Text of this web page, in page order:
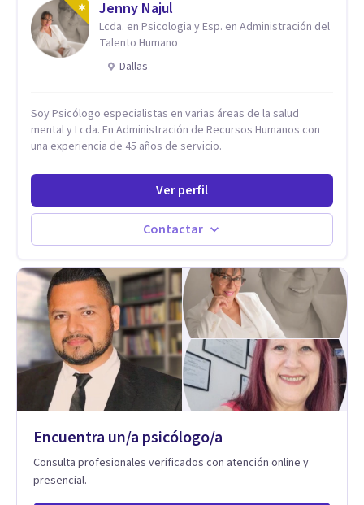
para ayudarte a recuperar tu bienestar emocional. Terapia
Individual, de Pareja y Familiar: Trabajamos contigo y tus
seres queridos para fortalecer las relaciones y mejorar la
dinámica familiar. Evaluaciones Psicológicas y Terapias
Especializadas: Terapia cognitivo-conductual Terapia de
Tratamiento de Traumas y Trastornos de Estrés
Postraumático: Ofrecemos apoyo psicológico para ayudarte
a superar experiencias traumáticas y mejorar tu calidad de
Jenny Najul
Lcda. en Psicologia y Esp. en Administración del
Talento Humano
Dallas
Soy Psicólogo especialistas en varias áreas de la salud
mental y Lcda. En Administración de Recursos Humanos con
una experiencia de 45 años de servicio.
Ver perfil
Contactar
Encuentra un/a psicólogo/a
Consulta profesionales verificados con atención online y
presencial.